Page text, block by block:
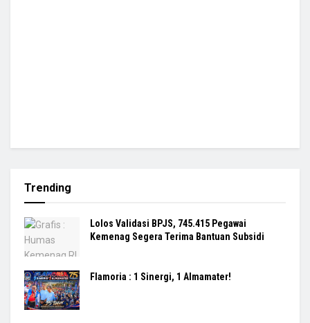
Trending
Lolos Validasi BPJS, 745.415 Pegawai
Kemenag Segera Terima Bantuan Subsidi
Flamoria : 1 Sinergi, 1 Almamater!